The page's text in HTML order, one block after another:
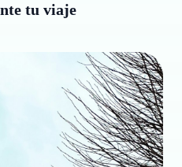
tu viaje